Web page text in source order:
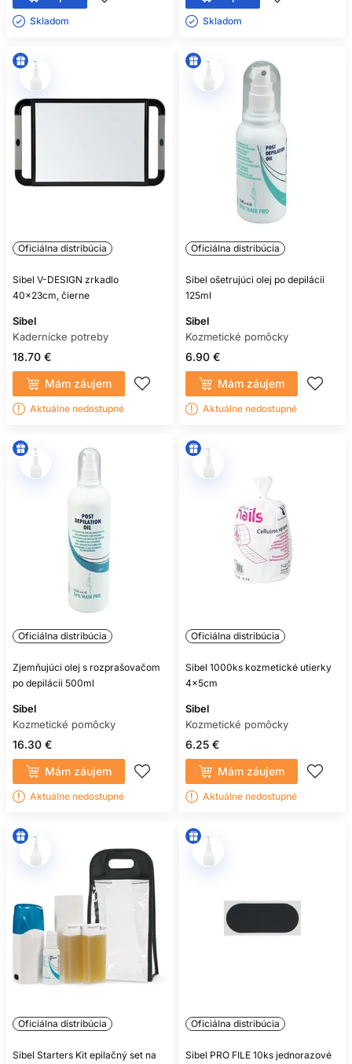
Skladom ㅤ Skladom ㅤ
Oficiálna distribúcia
Sibel V-DESIGN zrkadlo
40x23cm, čierne
Sibel
Kadernícke potreby
18.70 €
Mám záujem
Aktuálne nedostupné
Oficiálna distribúcia
Sibel ošetrujúci olej po depilácii
125ml
Sibel
Kozmetické pomôcky
6.90 €
Mám záujem
Aktuálne nedostupné
Oficiálna distribúcia
Zjemňujúci olej s rozprašovačom
po depilácii 500ml
Sibel
Kozmetické pomôcky
16.30 €
Mám záujem
Aktuálne nedostupné
Oficiálna distribúcia
Sibel 1000ks kozmetické utierky
4x5cm
Sibel
Kozmetické pomôcky
6.25 €
Mám záujem
Aktuálne nedostupné
Oficiálna distribúcia
Sibel Starters Kit epilačný set na
Oficiálna distribúcia
Sibel PRO FILE 10ks jednorazové